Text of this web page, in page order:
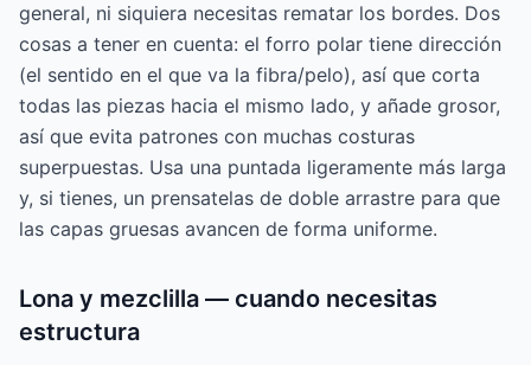
general, ni siquiera necesitas rematar los bordes. Dos
cosas a tener en cuenta: el forro polar tiene dirección
(el sentido en el que va la fibra/pelo), así que corta
todas las piezas hacia el mismo lado, y añade grosor,
así que evita patrones con muchas costuras
superpuestas. Usa una puntada ligeramente más larga
y, si tienes, un prensatelas de doble arrastre para que
las capas gruesas avancen de forma uniforme.
Lona y mezclilla — cuando necesitas
estructura